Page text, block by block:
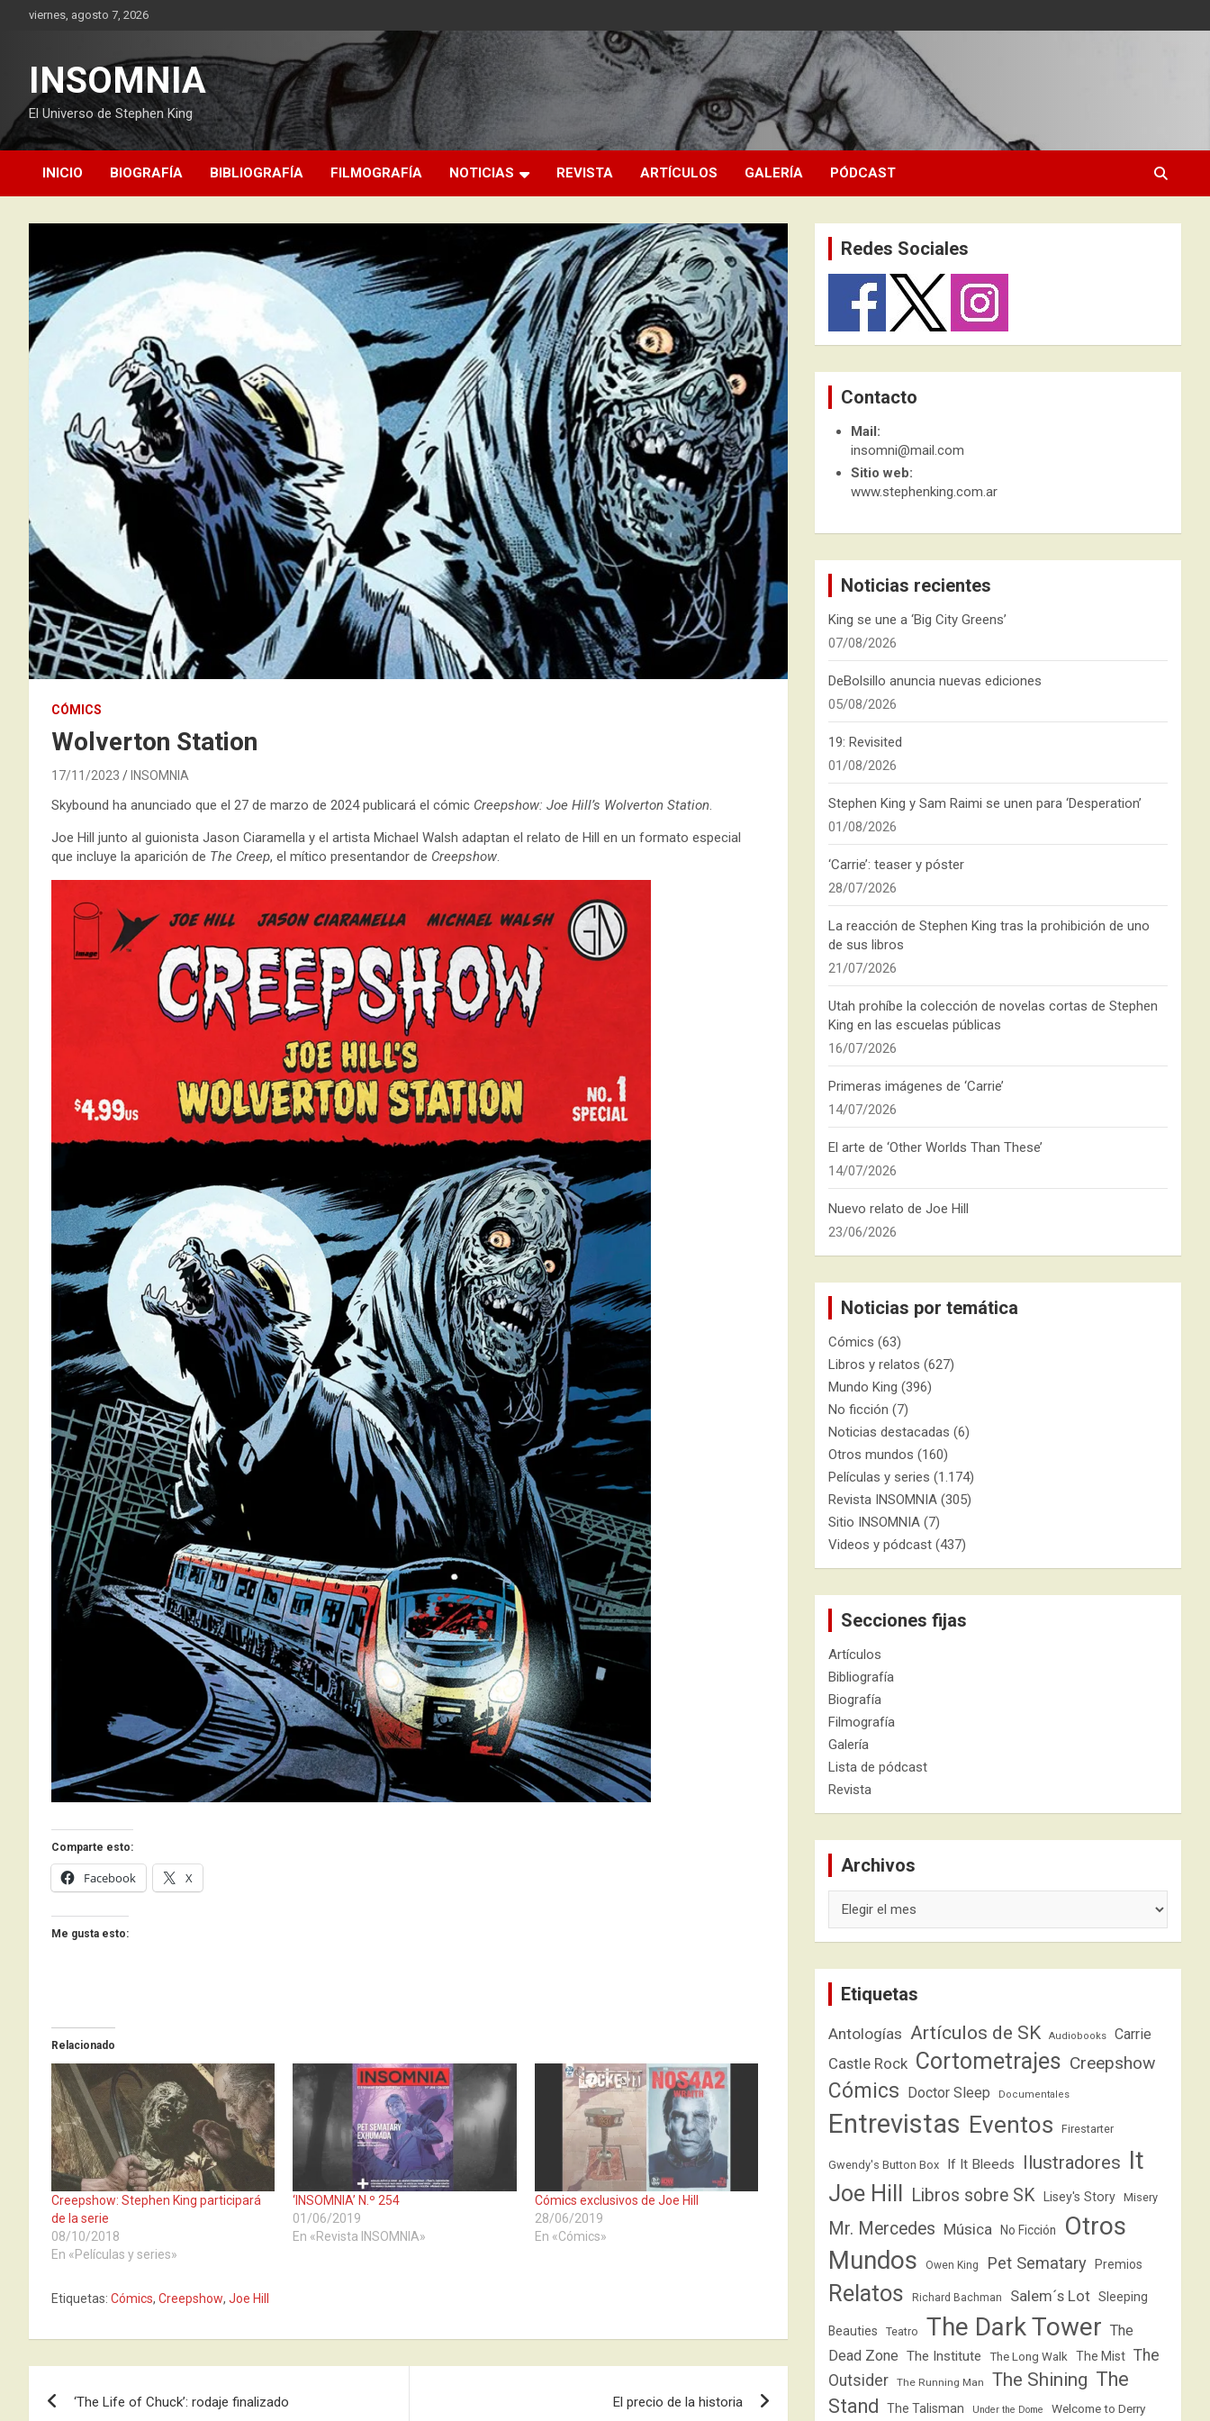
viernes, agosto 7, 2026
INSOMNIA
El Universo de Stephen King
INICIO BIOGRAFÍA BIBLIOGRAFÍA FILMOGRAFÍA NOTICIAS REVISTA ARTÍCULOS GALERÍA PÓDCAST
CÓMICS
Wolverton Station
17/11/2023 INSOMNIA
Skybound ha anunciado que el 27 de marzo de 2024 publicará el cómic Creepshow: Joe Hill’s Wolverton Station.
Joe Hill junto al guionista Jason Ciaramella y el artista Michael Walsh adaptan el relato de Hill en un formato especial
que incluye la aparición de The Creep, el mítico presentandor de Creepshow.
Comparte esto:
Facebook X
Me gusta esto:
Relacionado
Creepshow: Stephen King participará
de la serie
08/10/2018
En «Películas y series»
‘INSOMNIA’ N.º 254
01/06/2019
En «Revista INSOMNIA»
Cómics exclusivos de Joe Hill
28/06/2019
En «Cómics»
Etiquetas: Cómics, Creepshow, Joe Hill
‘The Life of Chuck’: rodaje finalizado El precio de la historia
Redes Sociales
Contacto
Mail:
insomni@mail.com
Sitio web:
www.stephenking.com.ar
Noticias recientes
King se une a ‘Big City Greens’
07/08/2026
DeBolsillo anuncia nuevas ediciones
05/08/2026
19: Revisited
01/08/2026
Stephen King y Sam Raimi se unen para ‘Desperation’
01/08/2026
‘Carrie’: teaser y póster
28/07/2026
La reacción de Stephen King tras la prohibición de uno
de sus libros
21/07/2026
Utah prohíbe la colección de novelas cortas de Stephen
King en las escuelas públicas
16/07/2026
Primeras imágenes de ‘Carrie’
14/07/2026
El arte de ‘Other Worlds Than These’
14/07/2026
Nuevo relato de Joe Hill
23/06/2026
Noticias por temática
Cómics (63)
Libros y relatos (627)
Mundo King (396)
No ficción (7)
Noticias destacadas (6)
Otros mundos (160)
Películas y series (1.174)
Revista INSOMNIA (305)
Sitio INSOMNIA (7)
Videos y pódcast (437)
Secciones fijas
Artículos
Bibliografía
Biografía
Filmografía
Galería
Lista de pódcast
Revista
Archivos
Etiquetas
Antologías Artículos de SK Audiobooks Carrie
Castle Rock Cortometrajes Creepshow
Cómics Doctor Sleep Documentales
Entrevistas Eventos Firestarter
Gwendy's Button Box If It Bleeds Ilustradores It
Joe Hill Libros sobre SK Lisey's Story Misery
Mr. Mercedes Música No Ficción
Otros
Mundos
Owen King Pet Sematary Premios
Relatos Richard Bachman Salem´s Lot Sleeping
Beauties Teatro The Dark Tower The
Dead Zone The Institute The Long Walk The Mist The
Outsider
The Running Man The Shining The
Stand
The Talisman Under the Dome Welcome to Derry